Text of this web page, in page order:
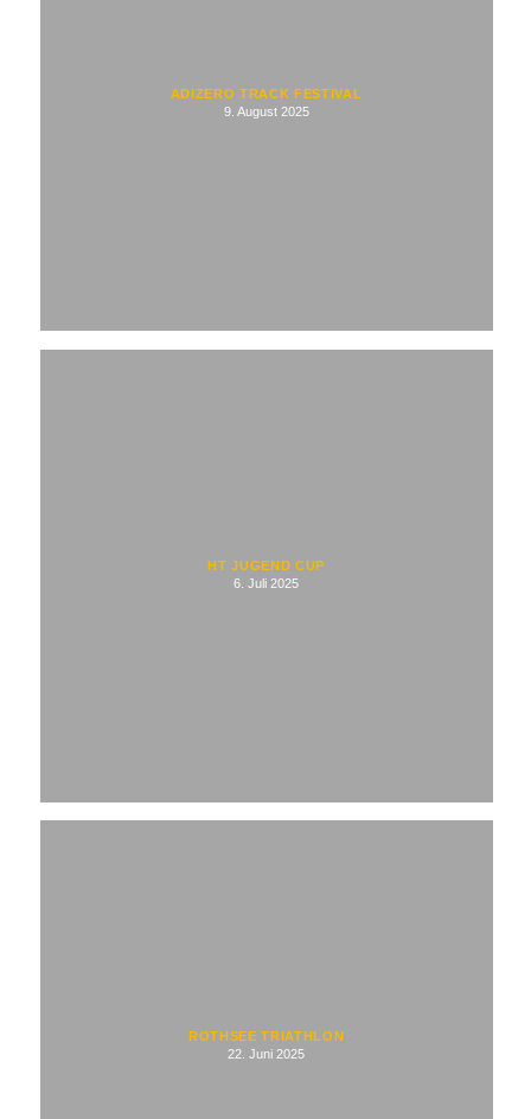
ADIZERO TRACK FESTIVAL
9. August 2025
HT JUGEND CUP
6. Juli 2025
ROTHSEE TRIATHLON
22. Juni 2025